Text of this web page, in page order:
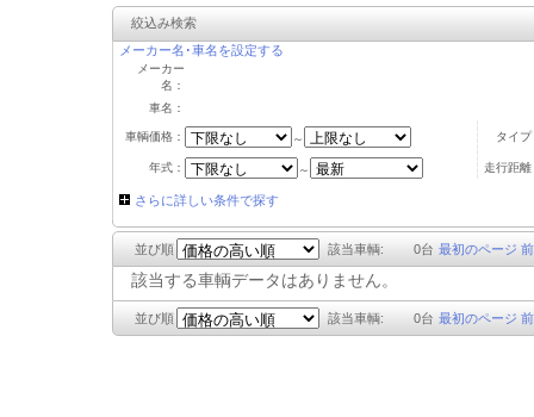
絞込み検索
メーカー名･車名を設定する
メーカー
名：
車名：
車輌価格： ～ タイプ
年式： ～ 走行距離
さらに詳しい条件で探す
並び順 該当車輌: 0台 最初のページ
該当する車輌データはありません。
並び順 該当車輌: 0台 最初のページ